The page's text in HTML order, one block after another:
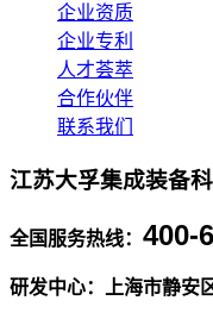
企业资质
企业专利
人才荟萃
合作伙伴
联系我们
江苏大孚集成装备
全国服务热线： 400-
研发中心：上海市静安